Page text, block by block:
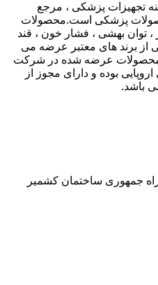
تجهیزات پزشکی ، مرجع
پزشکی است.محصولات
، توان بهشی ، فشار خون ، قند
برند های معتبر عرضه می
محصولات عرضه شده در شرکت
بوده و دارای مجوز از
باشد.
جمهوری ساختمان کشمیر